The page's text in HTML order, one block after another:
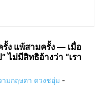
ง แพ้สามครั้ง — เมื่อ
ไม่มีสิทธิอ้างว่า “เรา
มกฤษดา ดวงชอุ่ม -